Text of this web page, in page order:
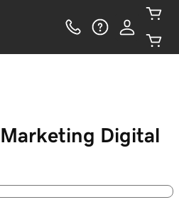
Digital